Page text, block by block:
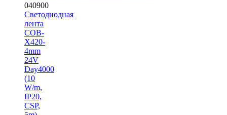
040900
Светодиодная
лента
COB-
X420-
4mm
24V
Day4000
(10
W/m,
IP20,
CSP,